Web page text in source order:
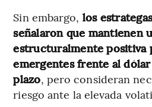
Sin embargo, los
señalaron que mantienen
estructuralmente positiva
emergentes frente al
plazo, pero consideran
riesgo ante la elevada